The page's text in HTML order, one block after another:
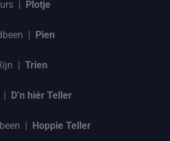
| Plotje
| Pien
| Trien
| D’n hiér Teller
| Hoppie Teller